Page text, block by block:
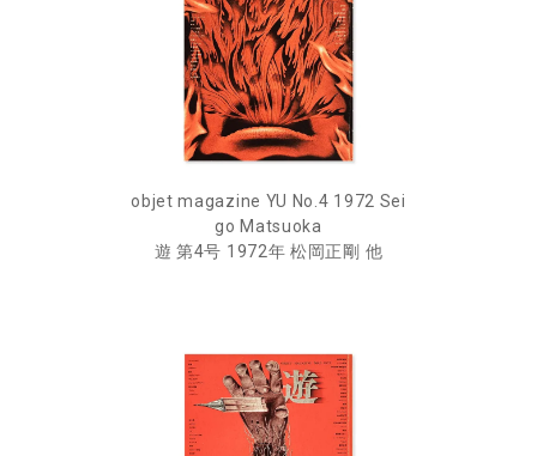
objet magazine YU No.4 1972 Sei
go Matsuoka
遊 第4号 1972年 松岡正剛 他